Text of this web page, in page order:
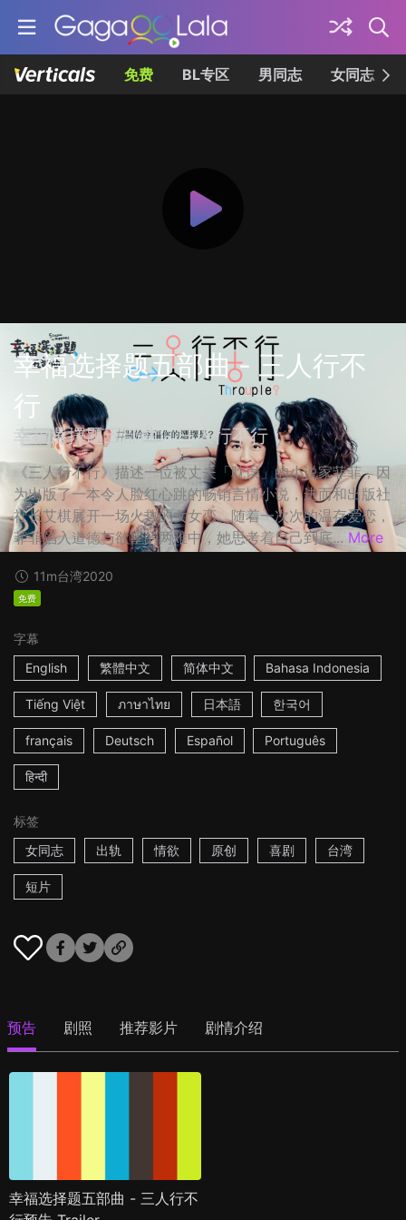
免费 BL专区 男同志 女同志
幸福选择题五部曲 - 三人行不
行
幸福選擇題五部曲 - 三人行不行
《三人行不行》描述一位被丈夫「耽误」的小说家菲菲，因
为出版了一本令人脸红心跳的畅销言情小说，进而和出版社
社长艾棋展开一场火热的女女恋。随着一次次的温存爱恋，
菲菲陷入道德与欲望的两难中，她思考着自己到底... More
11m台湾2020
免费
字幕
English
繁體中文 简体中文 Bahasa Indonesia
Tiếng Việt ภาษาไทย 日本語 한국어
français Deutsch Español Português
हिन्दी
标签
女同志
出轨 情欲 原创 喜剧 台湾
短片
预告 剧照 推荐影片 剧情介绍
幸福选择题五部曲 - 三人行不